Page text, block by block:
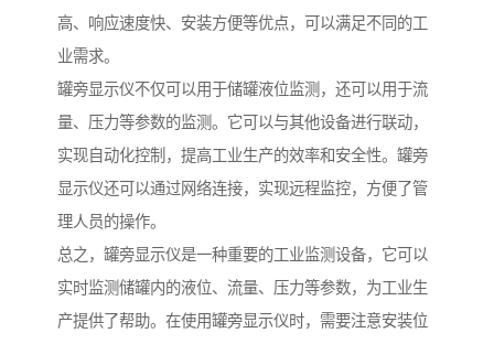
高、响应速度快、安装方便等优点，可以满足不同的工
业需求。
罐旁显示仪不仅可以用于储罐液位监测，还可以用于流
量、压力等参数的监测。它可以与其他设备进行联动，
实现自动化控制，提高工业生产的效率和安全性。罐旁
显示仪还可以通过网络连接，实现远程监控，方便了管
理人员的操作。
总之，罐旁显示仪是一种重要的工业监测设备，它可以
实时监测储罐内的液位、流量、压力等参数，为工业生
产提供了帮助。在使用罐旁显示仪时，需要注意安装位